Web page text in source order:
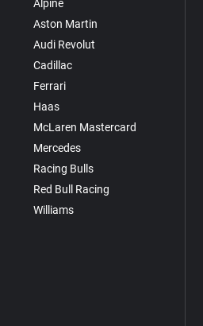
Alpine
Aston Martin
Audi Revolut
Cadillac
Ferrari
Haas
McLaren Mastercard
Mercedes
Racing Bulls
Red Bull Racing
Williams